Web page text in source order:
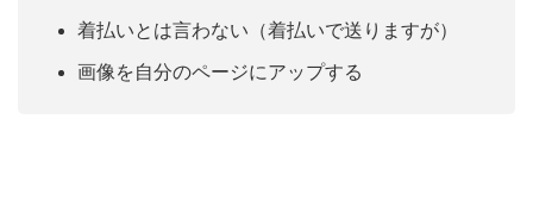
着払いとは言わない（着払いで送りますが）
画像を自分のページにアップする